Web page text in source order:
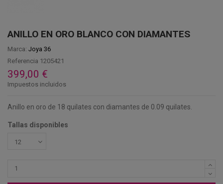
ANILLO EN ORO BLANCO CON DIAMANTES
Marca: Joya 36
Referencia 1205421
399,00 €
Impuestos incluidos
Anillo en oro de 18 quilates con diamantes de 0.09 quilates.
Tallas disponibles